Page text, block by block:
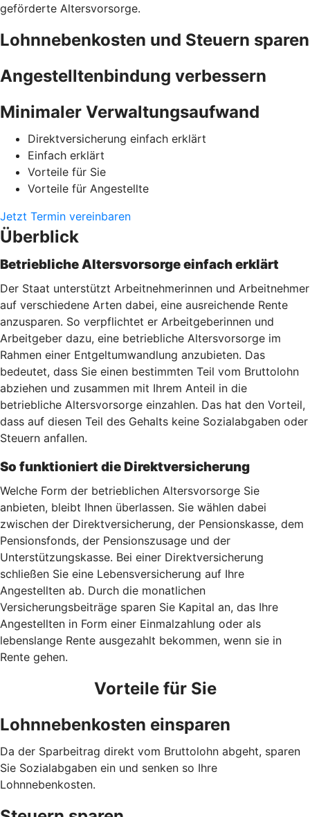
geförderte Altersvorsorge.
Lohnnebenkosten und Steuern sparen
Angestelltenbindung verbessern
Minimaler Verwaltungsaufwand
Direktversicherung einfach erklärt
Einfach erklärt
Vorteile für Sie
Vorteile für Angestellte
Jetzt Termin vereinbaren
Überblick
Betriebliche Altersvorsorge einfach erklärt
Der Staat unterstützt Arbeitnehmerinnen und Arbeitnehmer
auf verschiedene Arten dabei, eine ausreichende Rente
anzusparen. So verpflichtet er Arbeitgeberinnen und
Arbeitgeber dazu, eine betriebliche Altersvorsorge im
Rahmen einer Entgeltumwandlung anzubieten. Das
bedeutet, dass Sie einen bestimmten Teil vom Bruttolohn
abziehen und zusammen mit Ihrem Anteil in die
betriebliche Altersvorsorge einzahlen. Das hat den Vorteil,
dass auf diesen Teil des Gehalts keine Sozialabgaben oder
Steuern anfallen.
So funktioniert die Direktversicherung
Welche Form der betrieblichen Altersvorsorge Sie
anbieten, bleibt Ihnen überlassen. Sie wählen dabei
zwischen der Direktversicherung, der Pensionskasse, dem
Pensionsfonds, der Pensionszusage und der
Unterstützungskasse. Bei einer Direktversicherung
schließen Sie eine Lebensversicherung auf Ihre
Angestellten ab. Durch die monatlichen
Versicherungsbeiträge sparen Sie Kapital an, das Ihre
Angestellten in Form einer Einmalzahlung oder als
lebenslange Rente ausgezahlt bekommen, wenn sie in
Rente gehen.
Vorteile für Sie
Lohnnebenkosten einsparen
Da der Sparbeitrag direkt vom Bruttolohn abgeht, sparen
Sie Sozialabgaben ein und senken so Ihre
Lohnnebenkosten.